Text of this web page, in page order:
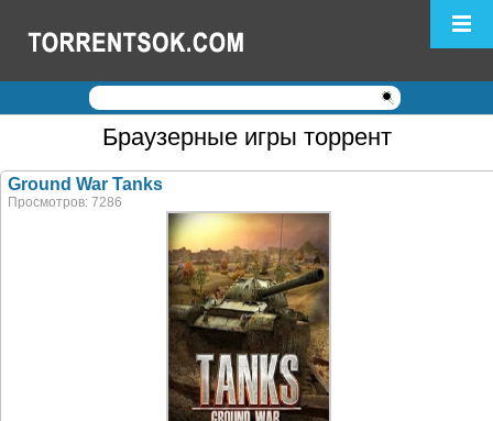
Логин: Пароль:
Регистрация|Забыли пароль?
Браузерные игры торрент
Ground War Tanks
Просмотров: 7286